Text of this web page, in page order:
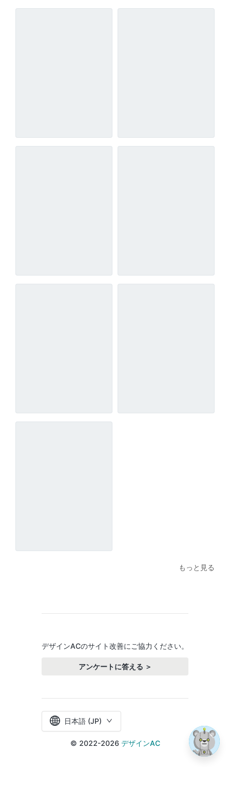
もっと見る
デザインACのサイト改善にご協力ください。
アンケートに答える ＞
日本語 (JP)
© 2022-2026 デザインAC